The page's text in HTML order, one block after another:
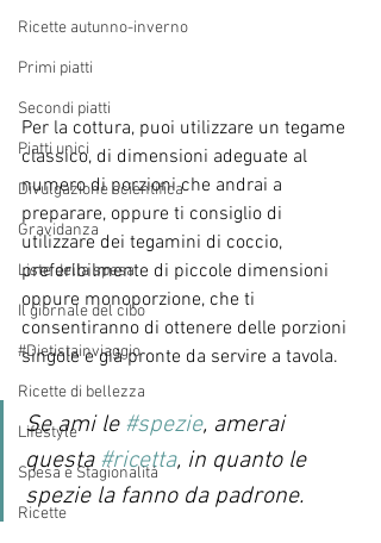
Ricette autunno-inverno
Primi piatti
Secondi piatti
Piatti unici
Divulgazione scientifica
Gravidanza
Liste della spesa
Il giornale del cibo
#Dietistainviaggio
Ricette di bellezza
Lifestyle
Spesa e Stagionalità
Ricette
Per la cottura, puoi utilizzare un tegame
classico, di dimensioni adeguate al
numero di porzioni che andrai a
preparare, oppure ti consiglio di
utilizzare dei tegamini di coccio,
preferibilmente di piccole dimensioni
oppure monoporzione, che ti
consentiranno di ottenere delle porzioni
singole e già pronte da servire a tavola.
Se ami le #spezie, amerai
questa #ricetta, in quanto le
spezie la fanno da padrone.